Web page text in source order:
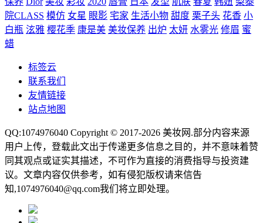
院CLASS 模仿 女星 眼影 宅家 生活小物 甜度 栗子头 花香 小
白瓶 泫雅 樱花季 康是美 美妆保养 出炉 太妍 水雾光 修眉 蜜
蜡
标签云
联系我们
友情链接
站点地图
QQ:1074976040 Copyright © 2017-2026 美妆网 .部分内容来源
用户上传，登载此文出于传递更多信息之目的，并不意味着赞
同其观点或证实其描述，不可作为直接的消费指导与投资建
议。文章内容仅供参考，如有侵犯版权请来信告
知,1074976040@qq.com我们将立即处理。